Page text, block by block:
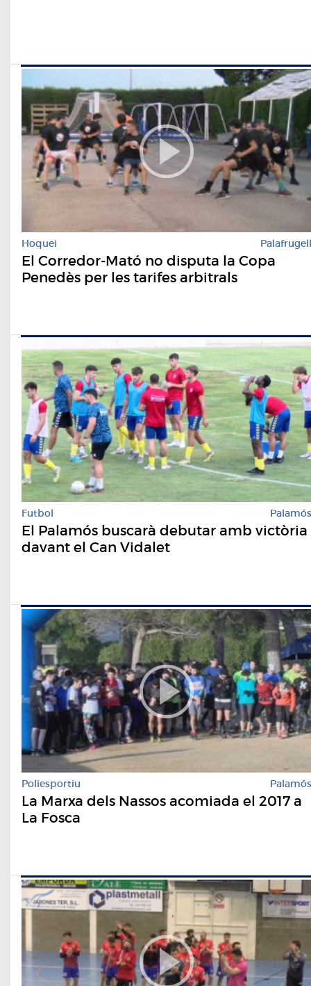
Hoquei Palafrugell
El Corredor-Mató no disputa la Copa
Penedès per les tarifes arbitrals
Futbol Palamós
El Palamós buscarà debutar amb victòria
davant el Can Vidalet
Poliesportiu Palamós
La Marxa dels Nassos acomiada el 2017 a
La Fosca